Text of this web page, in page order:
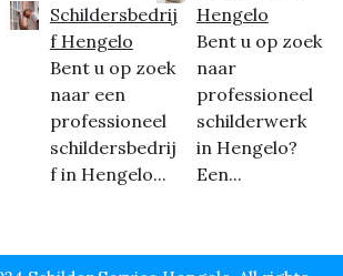
Schildersbedrij
f Hengelo
Bent u op zoek
naar een
professioneel
schildersbedrij
f in Hengelo...
Hengelo
Bent u op zoek
naar
professioneel
schilderwerk
in Hengelo?
Een...